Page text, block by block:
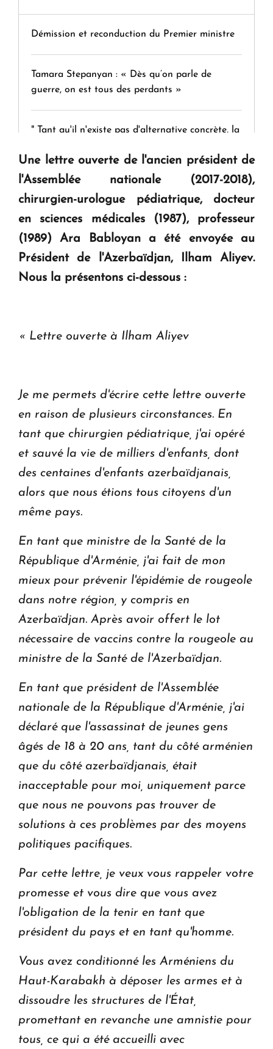
Démission et reconduction du Premier ministre
Tamara Stepanyan : « Dès qu’on parle de
guerre, on est tous des perdants »
" Tant qu'il n'existe pas d'alternative concrète, la
KASA : 30 ans d'audace, de résilience et d'avenir
en Arménie
Le premier hôtel Hyatt Regency d'Arménie
ouvrira ses portes à Dilijan
Une lettre ouverte de l'ancien président de
l'Assemblée nationale (2017-2018),
chirurgien-urologue pédiatrique, docteur
en sciences médicales (1987), professeur
(1989) Ara Babloyan a été envoyée au
Président de l'Azerbaïdjan, Ilham Aliyev.
Nous la présentons ci-dessous :
« Lettre ouverte à Ilham Aliyev
Je me permets d'écrire cette lettre ouverte
en raison de plusieurs circonstances. En
tant que chirurgien pédiatrique, j'ai opéré
et sauvé la vie de milliers d'enfants, dont
des centaines d'enfants azerbaïdjanais,
alors que nous étions tous citoyens d'un
même pays.
En tant que ministre de la Santé de la
République d'Arménie, j'ai fait de mon
mieux pour prévenir l'épidémie de rougeole
dans notre région, y compris en
Azerbaïdjan. Après avoir offert le lot
nécessaire de vaccins contre la rougeole au
ministre de la Santé de l'Azerbaïdjan.
En tant que président de l'Assemblée
nationale de la République d'Arménie, j'ai
déclaré que l'assassinat de jeunes gens
âgés de 18 à 20 ans, tant du côté arménien
que du côté azerbaïdjanais, était
inacceptable pour moi, uniquement parce
que nous ne pouvons pas trouver de
solutions à ces problèmes par des moyens
politiques pacifiques.
Par cette lettre, je veux vous rappeler votre
promesse et vous dire que vous avez
l'obligation de la tenir en tant que
président du pays et en tant qu'homme.
Vous avez conditionné les Arméniens du
Haut-Karabakh à déposer les armes et à
dissoudre les structures de l'État,
promettant en revanche une amnistie pour
tous, ce qui a été accueilli avec